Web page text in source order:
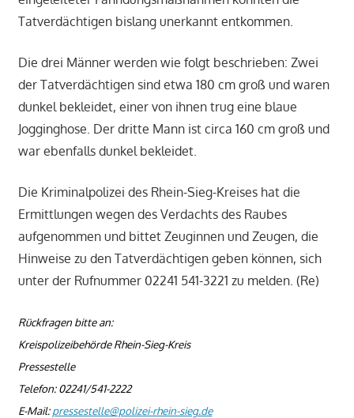
Tatverdächtigen bislang unerkannt entkommen.
Die drei Männer werden wie folgt beschrieben: Zwei
der Tatverdächtigen sind etwa 180 cm groß und waren
dunkel bekleidet, einer von ihnen trug eine blaue
Jogginghose. Der dritte Mann ist circa 160 cm groß und
war ebenfalls dunkel bekleidet.
Die Kriminalpolizei des Rhein-Sieg-Kreises hat die
Ermittlungen wegen des Verdachts des Raubes
aufgenommen und bittet Zeuginnen und Zeugen, die
Hinweise zu den Tatverdächtigen geben können, sich
unter der Rufnummer 02241 541-3221 zu melden. (Re)
Rückfragen bitte an:
Kreispolizeibehörde Rhein-Sieg-Kreis
Pressestelle
Telefon: 02241/541-2222
E-Mail:pressestelle@polizei-rhein-sieg.de